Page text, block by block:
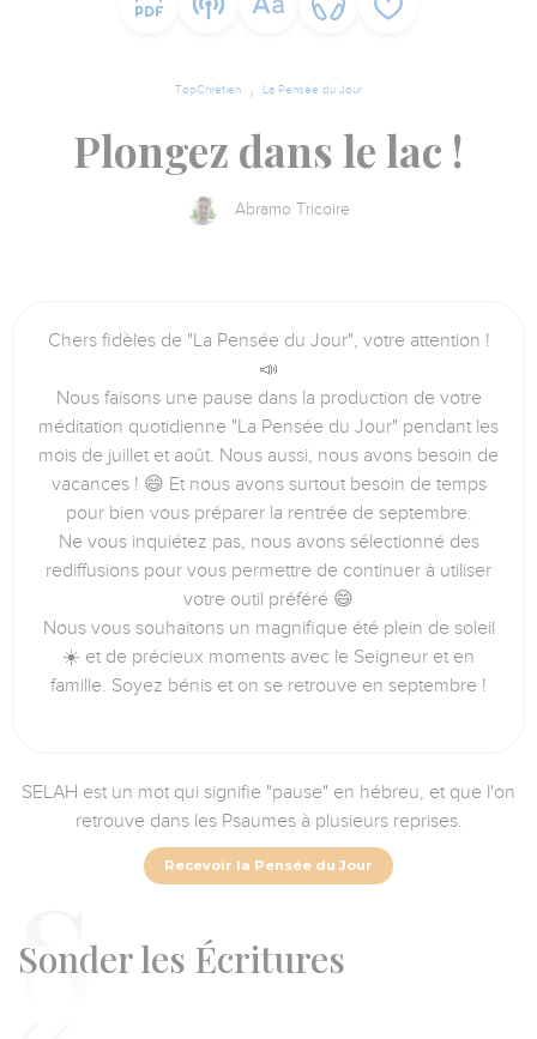
TopChrétien La Pensée du Jour
Plongez dans le lac !
Abramo Tricoire
Chers fidèles de "La Pensée du Jour", votre attention !
📣
Nous faisons une pause dans la production de votre
méditation quotidienne "La Pensée du Jour" pendant les
mois de juillet et août. Nous aussi, nous avons besoin de
vacances ! 😄 Et nous avons surtout besoin de temps
pour bien vous préparer la rentrée de septembre.
Ne vous inquiétez pas, nous avons sélectionné des
rediffusions pour vous permettre de continuer à utiliser
votre outil préféré 😄
Nous vous souhaitons un magnifique été plein de soleil
☀️ et de précieux moments avec le Seigneur et en
famille. Soyez bénis et on se retrouve en septembre !
SELAH est un mot qui signifie "pause" en hébreu, et que l'on
retrouve dans les Psaumes à plusieurs reprises.
Recevoir la Pensée du Jour
Sonderles Écritures